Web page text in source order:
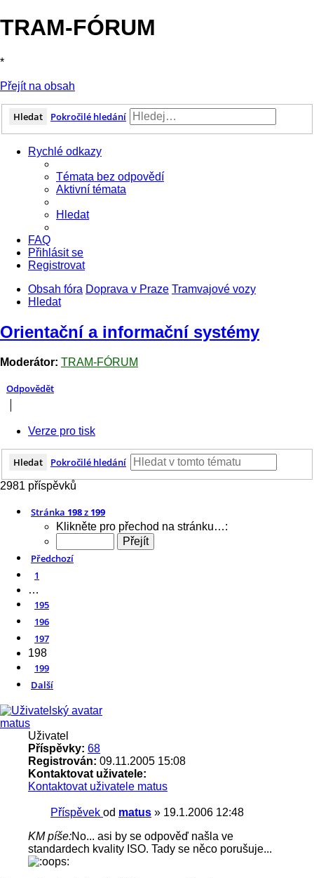
TRAM-FÓRUM
*
Přejít na obsah
Hledat Pokročilé hledání
Rychlé odkazy
Témata bez odpovědí
Aktivní témata
Hledat
FAQ
Přihlásit se
Registrovat
Obsah fóra Doprava v Praze Tramvajové vozy
Hledat
Orientační a informační systémy
Moderátor: TRAM-FÓRUM
Odpovědět
Verze pro tisk
Hledat Pokročilé hledání
2981 příspěvků
Stránka 198z 199
Klikněte pro přechod na stránku…:
Předchozí
1
…
195
196
197
198
199
Další
matus
Uživatel
Příspěvky: 68
Registrován: 09.11.2005 15:08
Kontaktovat uživatele:
Kontaktovat uživatele matus
Příspěvek od matus » 19.1.2006 12:48
KM píše:No... asi by se odpověď našla ve
standardech kvality ISO. Tady se něco porušuje...